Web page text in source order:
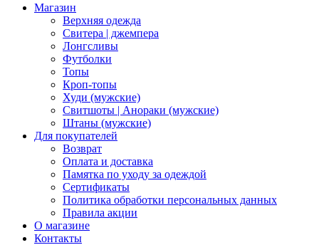
Магазин
Верхняя одежда
Свитера | джемпера
Лонгсливы
Футболки
Топы
Кроп-топы
Худи (мужские)
Свитшоты | Анораки (мужские)
Штаны (мужские)
Для покупателей
Возврат
Оплата и доставка
Памятка по уходу за одеждой
Сертификаты
Политика обработки персональных данных
Правила акции
О магазине
Контакты